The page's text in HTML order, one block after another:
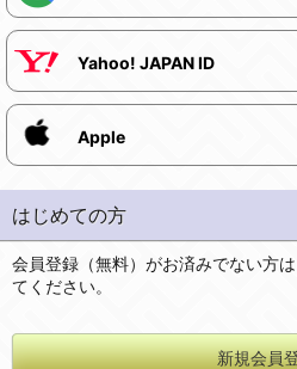
Yahoo! JAPAN ID
Apple
はじめての方
会員登録（無料）がお済みでない方
てください。
新規会員